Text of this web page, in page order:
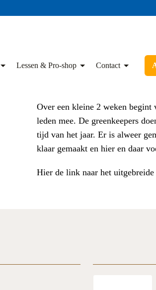
Lessen & Pro-shop Contact
Over een kleine 2 weken begint
leden mee. De greenkeepers
tijd van het jaar. Er is alweer
klaar gemaakt en hier en daar
Hier de link naar het